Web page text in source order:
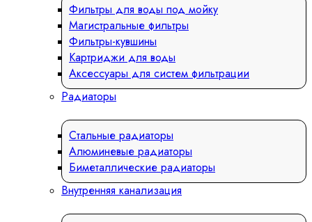
Фильтры для воды под мойку
Магистральные фильтры
Фильтры-кувшины
Картриджи для воды
Аксессуары для систем фильтрации
Радиаторы
Стальные радиаторы
Алюминевые радиаторы
Биметаллические радиаторы
Внутренняя канализация